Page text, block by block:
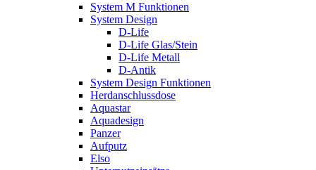
System M Funktionen
System Design
D-Life
D-Life Glas/Stein
D-Life Metall
D-Antik
System Design Funktionen
Herdanschlussdose
Aquastar
Aquadesign
Panzer
Aufputz
Elso